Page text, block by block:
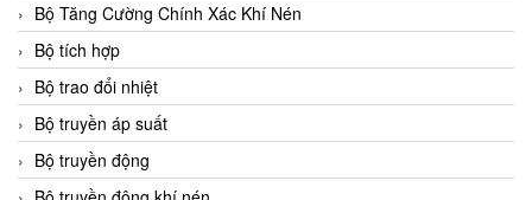
Bộ Tăng Cường Chính Xác Khí Nén
Bộ tích hợp
Bộ trao đổi nhiệt
Bộ truyền áp suất
Bộ truyền động